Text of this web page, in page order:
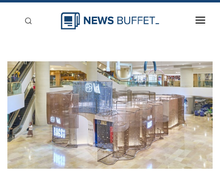
新聞稿分類
登入
刊登